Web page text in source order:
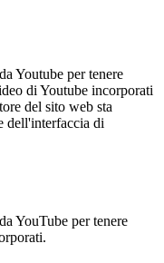
Youtube per tenere
di Youtube incorporati
del sito web sta
dell'interfaccia di
YouTube per tenere